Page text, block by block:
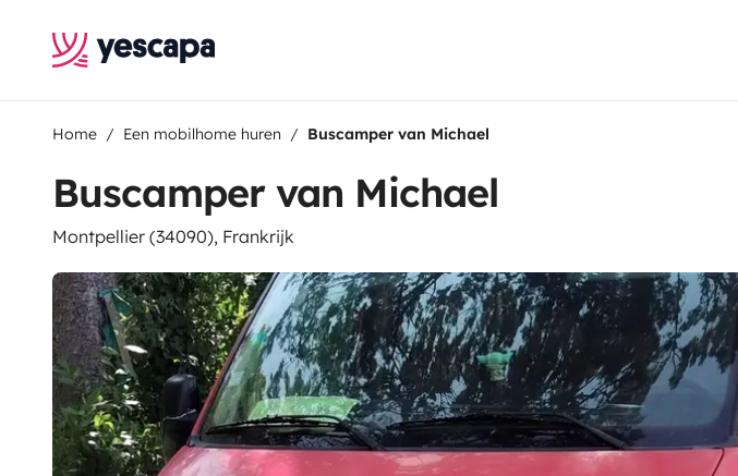
Home Een mobilhome huren Buscamper van Michael
Buscamper van Michael
Montpellier (34090), Frankrijk